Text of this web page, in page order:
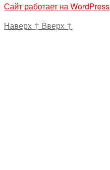
Сайт работает на WordPress
Наверх ↑ Вверх ↑